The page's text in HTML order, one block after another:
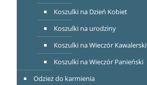
Koszulki na Dzień Kobiet
Koszulki na urodziny
Koszulki na Wieczór Kawalerski
Koszulki na Wieczór Panieński
Odzież do karmienia